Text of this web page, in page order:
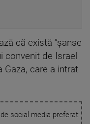
că există ”şanse
convenit de Israel
Gaza, care a intrat
social media preferat: